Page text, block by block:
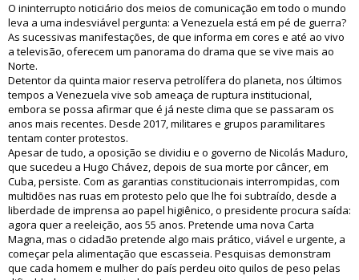
O ininterrupto noticiário dos meios de comunicação em todo o mundo
leva a uma indesviável pergunta: a Venezuela está em pé de guerra?
As sucessivas manifestações, de que informa em cores e até ao vivo
a televisão, oferecem um panorama do drama que se vive mais ao
Norte.
Detentor da quinta maior reserva petrolífera do planeta, nos últimos
tempos a Venezuela vive sob ameaça de ruptura institucional,
embora se possa afirmar que é já neste clima que se passaram os
anos mais recentes. Desde 2017, militares e grupos paramilitares
tentam conter protestos.
Apesar de tudo, a oposição se dividiu e o governo de Nicolás Maduro,
que sucedeu a Hugo Chávez, depois de sua morte por câncer, em
Cuba, persiste. Com as garantias constitucionais interrompidas, com
multidões nas ruas em protesto pelo que lhe foi subtraído, desde a
liberdade de imprensa ao papel higiênico, o presidente procura saída:
agora quer a reeleição, aos 55 anos. Pretende uma nova Carta
Magna, mas o cidadão pretende algo mais prático, viável e urgente, a
começar pela alimentação que escasseia. Pesquisas demonstram
que cada homem e mulher do país perdeu oito quilos de peso pelas